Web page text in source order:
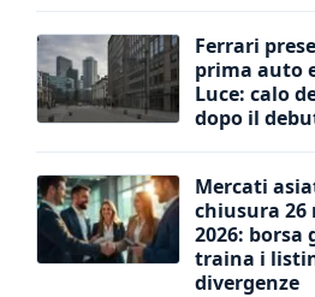
Ferrari
prima auto
Luce: calo
dopo il
Mercati
chiusura 26
2026: borsa
traina i
divergenze